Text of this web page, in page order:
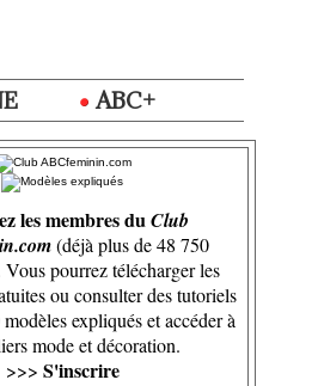
ABC+
les membres duClub
(déjà plus de 48 750
pourrez télécharger les
ou consulter des tutoriels
expliqués et accéder à
mode et décoration.
>>> S'inscrire